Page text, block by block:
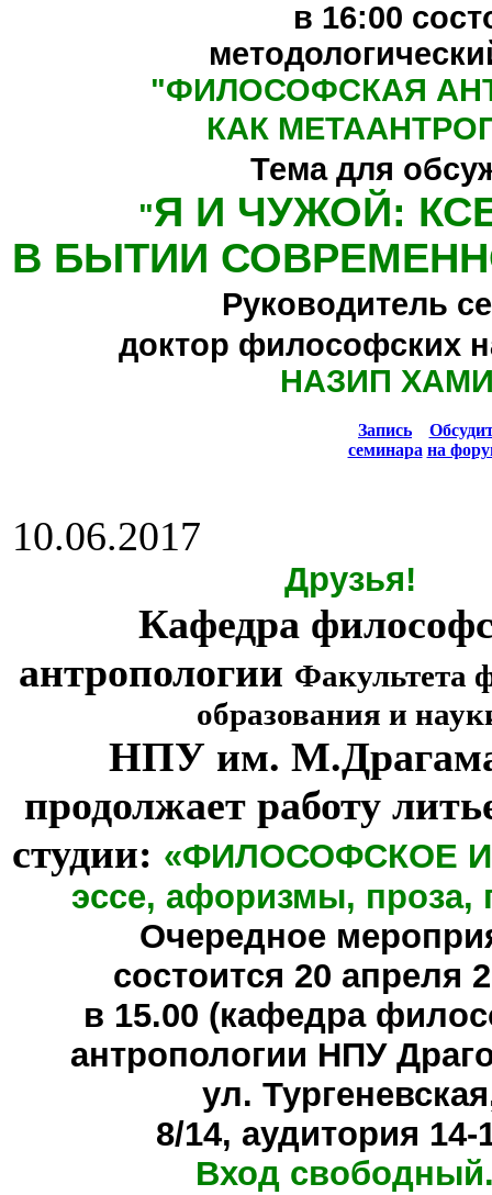
в 16:00
"ФИЛОСОФСКАЯ
КАК
Тема для
"Я И ЧУЖОЙ:
В БЫТИИ
Руководитель
доктор философских
НАЗИП
Запись
семинара на
10.06.2017
Друзья!
Кафедра
антропологии Факультета
образования и
НПУ им.
продолжает работу
студии: «ФИЛОСОФСКОЕ
эссе, афоризмы, проза,
Очередное
состоится 20 апреля
в 15.00 (кафедра
антропологии НПУ
ул.
8/14, аудитория 14-
Вход